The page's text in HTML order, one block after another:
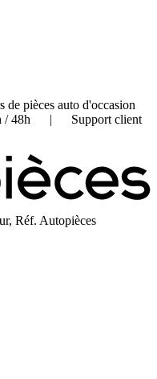
de pièces auto d'occasion
/ 48h | Support client
Réf. Autopièces